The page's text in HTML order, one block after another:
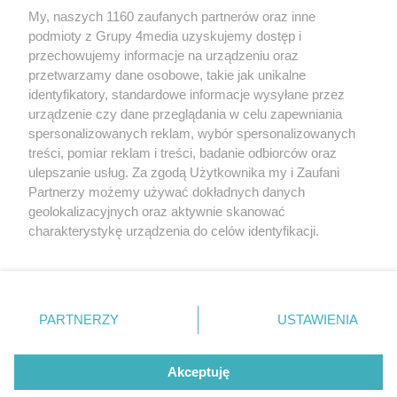
Redakcja Reklama Prywatność
Praca Łódź
the:protocol
Facebook.com
Youtube.com
My, naszych 1160 zaufanych partnerów oraz inne
podmioty z Grupy 4media uzyskujemy dostęp i
przechowujemy informacje na urządzeniu oraz
przetwarzamy dane osobowe, takie jak unikalne
identyfikatory, standardowe informacje wysyłane przez
urządzenie czy dane przeglądania w celu zapewniania
spersonalizowanych reklam, wybór spersonalizowanych
treści, pomiar reklam i treści, badanie odbiorców oraz
ulepszanie usług. Za zgodą Użytkownika my i Zaufani
Partnerzy możemy używać dokładnych danych
geolokalizacyjnych oraz aktywnie skanować
charakterystykę urządzenia do celów identyfikacji.
zmienić/wycofać klikając przycisk ustawień prywatności
znajdujący się w lewym dolnym rogu strony
. Niektóre
użytkownika, ale masz prawo sprzeciwić się takiemu
przetwarzaniu. Preferencje będą miały zastosowania tylko
PARTNERZY USTAWIENIA
Akceptuję